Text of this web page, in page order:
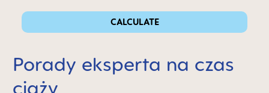
CALCULATE
Porady eksperta na czas
ciąży